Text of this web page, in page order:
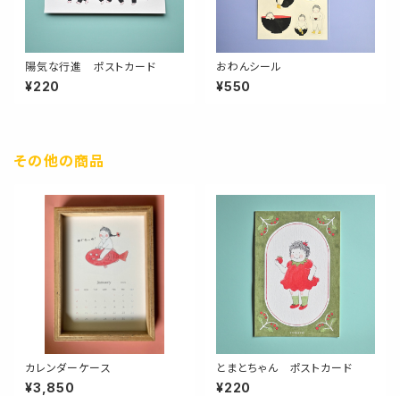
陽気な行進 ポストカード
¥220
おわんシール
¥550
その他の商品
カレンダーケース
¥3,850
とまとちゃん ポストカード
¥220